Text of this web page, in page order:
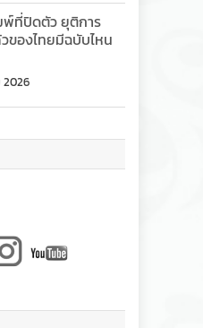
ที่ปิดตัว ยุติการ
ของไทยมีฉบับไหน
2026